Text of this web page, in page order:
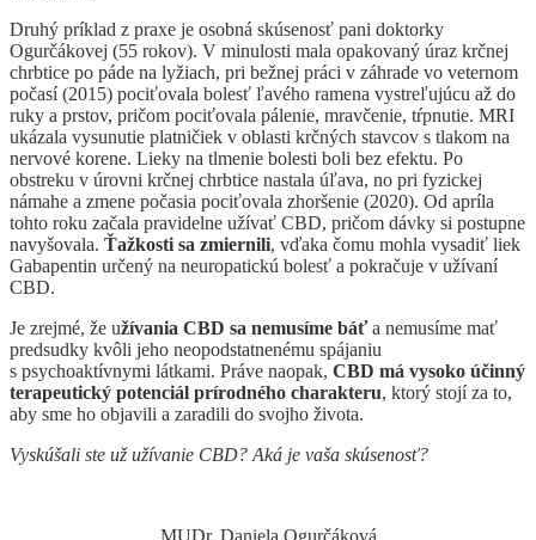
Druhý príklad z praxe je osobná skúsenosť pani doktorky
Ogurčákovej (55 rokov). V minulosti mala opakovaný úraz krčnej
chrbtice po páde na lyžiach, pri bežnej práci v záhrade vo veternom
počasí (2015) pociťovala bolesť ľavého ramena vystreľujúcu až do
ruky a prstov, pričom pociťovala pálenie, mravčenie, tŕpnutie. MRI
ukázala vysunutie platničiek v oblasti krčných stavcov s tlakom na
nervové korene. Lieky na tlmenie bolesti boli bez efektu. Po
obstreku v úrovni krčnej chrbtice nastala úľava, no pri fyzickej
námahe a zmene počasia pociťovala zhoršenie (2020). Od apríla
tohto roku začala pravidelne užívať CBD, pričom dávky si postupne
navyšovala. Ťažkosti sa zmiernili, vďaka čomu mohla vysadiť liek
Gabapentin určený na neuropatickú bolesť a pokračuje v užívaní
CBD.
Je zrejmé, že užívania CBD sa nemusíme báťa nemusíme mať
predsudky kvôli jeho neopodstatnenému spájaniu
s psychoaktívnymi látkami. Práve naopak, CBD má vysoko účinný
terapeutický potenciál prírodného charakteru, ktorý stojí za to,
aby sme ho objavili a zaradili do svojho života.
Vyskúšali ste už užívanie CBD? Aká je vaša skúsenosť?
MUDr. Daniela Ogurčáková